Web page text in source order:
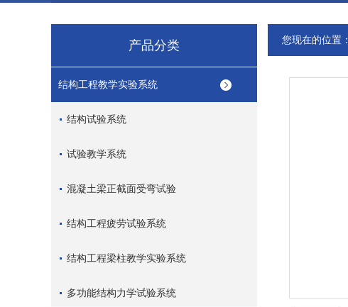
产品分类
结构工程教学实验系统
结构试验系统
试验教学系统
混凝土梁正截面受弯试验
结构工程疲劳试验系统
结构工程梁柱教学实验系统
多功能结构力学试验系统
您现在的位置：